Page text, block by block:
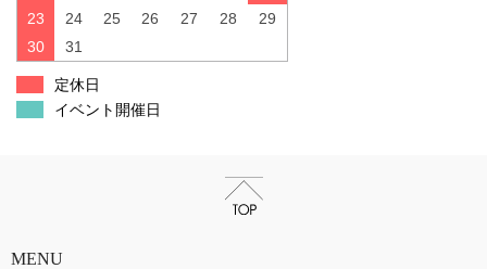
23
24 25 26 27 28
29
30
31
定休日
イベント開催日
MENU